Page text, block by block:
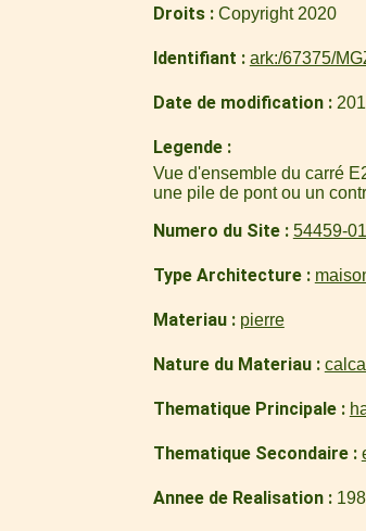
Droits Copyright 2020
Identifiant ark:/67375/
Date de modification
Legende
Vue d'ensemble du carré
une pile de pont ou un
Numero du Site 54459-01
Type Architecture
Materiau pierre
Nature du Materiau
Thematique Principale
Thematique Secondaire
Annee de Realisation